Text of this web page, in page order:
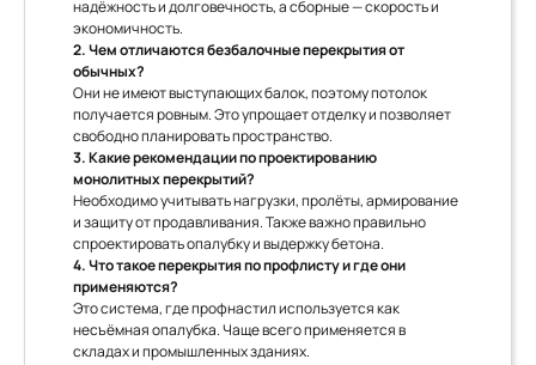
надёжность и долговечность, а сборные — скорость и
экономичность.
2. Чем отличаются безбалочные перекрытия от
обычных?
Они не имеют выступающих балок, поэтому потолок
получается ровным. Это упрощает отделку и позволяет
свободно планировать пространство.
3. Какие рекомендации по проектированию
монолитных перекрытий?
Необходимо учитывать нагрузки, пролёты, армирование
и защиту от продавливания. Также важно правильно
спроектировать опалубку и выдержку бетона.
4. Что такое перекрытия по профлисту и где они
применяются?
Это система, где профнастил используется как
несъёмная опалубка. Чаще всего применяется в
складах и промышленных зданиях.